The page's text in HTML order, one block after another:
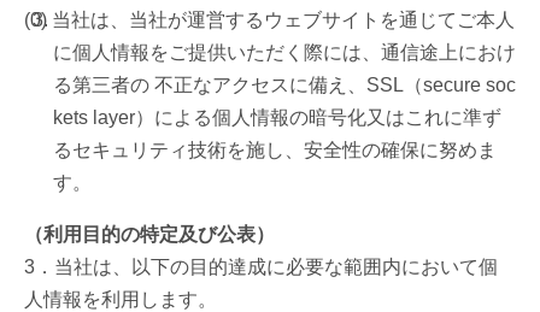
当社は、当社が運営するウェブサイトを通じてご本人
に個人情報をご提供いただく際には、通信途上におけ
る第三者の 不正なアクセスに備え、SSL（secure soc
kets layer）による個人情報の暗号化又はこれに準ず
るセキュリティ技術を施し、安全性の確保に努めま
す。
（利用目的の特定及び公表）
3．当社は、以下の目的達成に必要な範囲内において個
人情報を利用します。